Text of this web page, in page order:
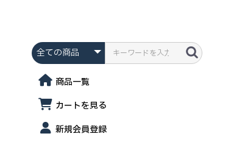
商品一覧
カートを見る
新規会員登録